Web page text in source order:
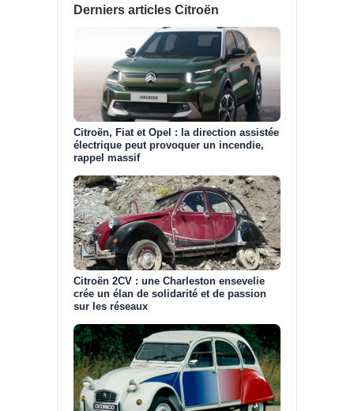
Derniers articles Citroën
Citroën, Fiat et Opel : la direction assistée
électrique peut provoquer un incendie,
rappel massif
Citroën 2CV : une Charleston ensevelie
crée un élan de solidarité et de passion
sur les réseaux